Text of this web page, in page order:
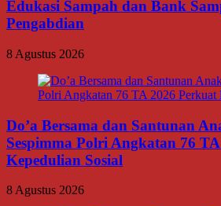
Edukasi Sampah dan Bank
Pengabdian
8 Agustus 2026
Do’a Bersama dan Santunan
Sespimma Polri Angkatan 76
Kepedulian Sosial
8 Agustus 2026